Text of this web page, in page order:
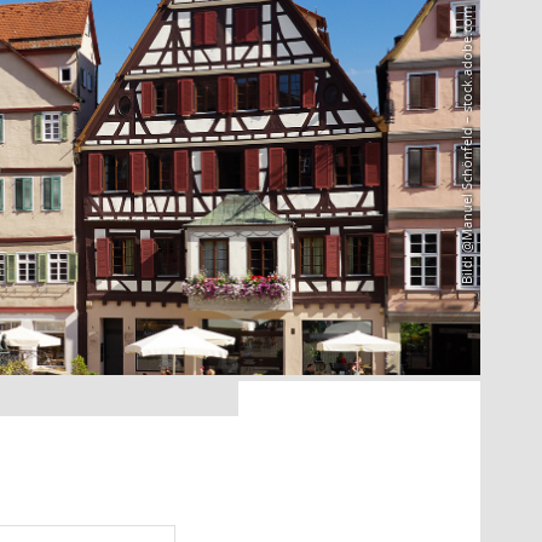
Bild: @Manuel Schönfeld – stock.adobe.com